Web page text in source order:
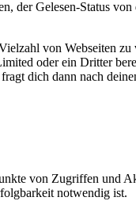
der Gelesen-Status
von Webseiten
oder ein Dritter
dich dann nach
von Zugriffen und
notwendig ist.